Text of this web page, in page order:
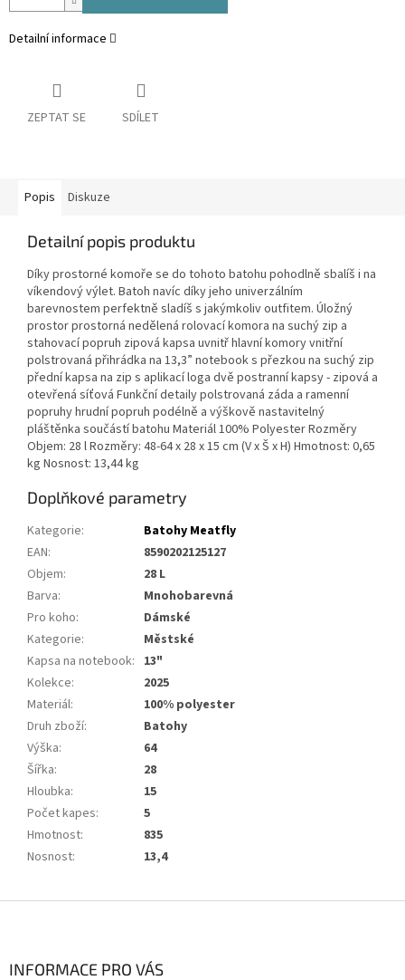
Detailní informace
ZEPTAT SE SDÍLET
Popis Diskuze
Detailní popis produktu
Díky prostorné komoře se do tohoto batohu pohodlně sbalíš i na
víkendový výlet. Batoh navíc díky jeho univerzálním
barevnostem perfektně sladíš s jakýmkoliv outfitem. Úložný
prostor prostorná nedělená rolovací komora na suchý zip a
stahovací popruh zipová kapsa uvnitř hlavní komory vnitřní
polstrovaná přihrádka na 13,3” notebook s přezkou na suchý zip
přední kapsa na zip s aplikací loga dvě postranní kapsy - zipová a
otevřená síťová Funkční detaily polstrovaná záda a ramenní
popruhy hrudní popruh podélně a výškově nastavitelný
pláštěnka součástí batohu Materiál 100% Polyester Rozměry
Objem: 28 l Rozměry: 48-64 x 28 x 15 cm (V x Š x H) Hmotnost: 0,65
kg Nosnost: 13,44 kg
Doplňkové parametry
Kategorie:
Batohy Meatfly
EAN:
8590202125127
Objem:
28 L
Barva:
Mnohobarevná
Pro koho:
Dámské
Kategorie:
Městské
Kapsa na notebook: 13"
Kolekce:
2025
Materiál:
100% polyester
Druh zboží:
Batohy
Výška:
64
Šířka:
28
Hloubka:
15
Počet kapes:
5
Hmotnost:
835
Nosnost: 13,4
INFORMACE PRO VÁS